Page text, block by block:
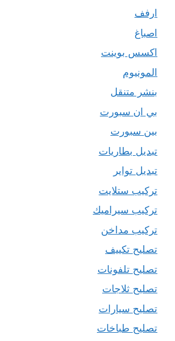
ارفف
اصباغ
اكسس بوينت
المونيوم
بنشر متنقل
بي ان سبورت
بين سبورت
تبديل بطاريات
تبديل تواير
تركيب ستلايت
تركيب سيراميك
تركيب مداخن
تصليح تكييف
تصليح تلفونات
تصليح ثلاجات
تصليح سيارات
تصليح طباخات